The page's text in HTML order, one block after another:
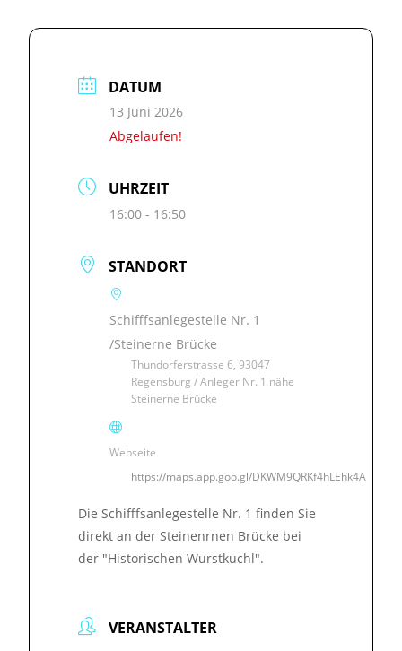
DATUM
13 Juni 2026
Abgelaufen!
UHRZEIT
16:00 - 16:50
STANDORT
Schifffsanlegestelle Nr. 1
/Steinerne Brücke
Thundorferstrasse 6, 93047
Regensburg / Anleger Nr. 1 nähe
Steinerne Brücke
Webseite
https://maps.app.goo.gl/DKWM9QRKf4hLEhk4A
Die Schifffsanlegestelle Nr. 1 finden Sie
direkt an der Steinenrnen Brücke bei
der "Historischen Wurstkuchl".
VERANSTALTER